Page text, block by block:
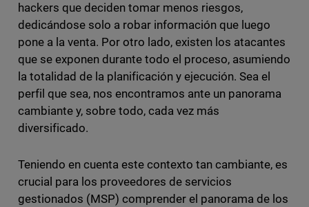
hackers que deciden tomar menos riesgos,
dedicándose solo a robar información que luego
pone a la venta. Por otro lado, existen los atacantes
que se exponen durante todo el proceso, asumiendo
la totalidad de la planificación y ejecución. Sea el
perfil que sea, nos encontramos ante un panorama
cambiante y, sobre todo, cada vez más
diversificado.
Teniendo en cuenta este contexto tan cambiante, es
crucial para los proveedores de servicios
gestionados (MSP) comprender el panorama de los